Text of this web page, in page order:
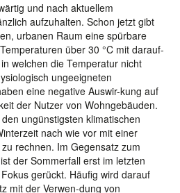
und nach aktuellem
aufzuhalten. Schon jetzt gibt
urbanen Raum eine spürbare
über 30 °C mit darauf-
welchen die Temperatur nicht
ungeeigneten
eine negative Auswir-kung auf
der Nutzer von Wohngebäuden.
ungünstigsten klimatischen
nach wie vor mit einer
rechnen. Im Gegensatz zum
der Sommerfall erst im letzten
gerückt. Häufig wird darauf
mit der Verwen-dung von